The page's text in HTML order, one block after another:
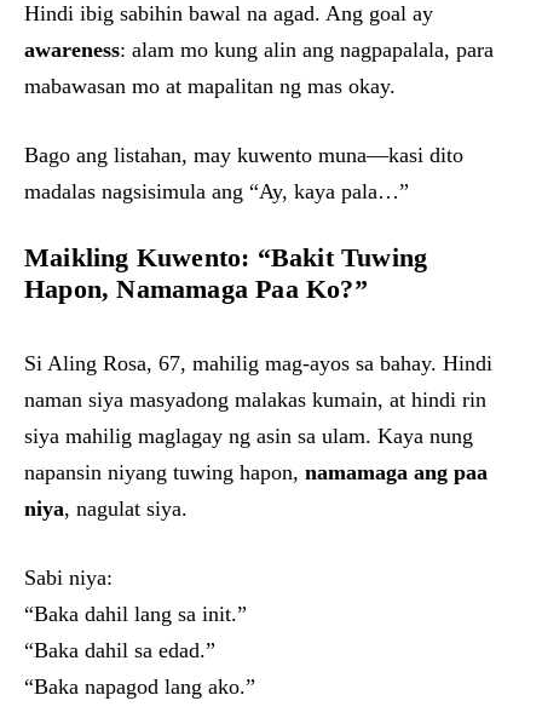
Hindi ibig sabihin bawal na agad. Ang goal ay
awareness: alam mo kung alin ang nagpapalala, para
mabawasan mo at mapalitan ng mas okay.
Bago ang listahan, may kuwento muna—kasi dito
madalas nagsisimula ang “Ay, kaya pala…”
Maikling Kuwento: “Bakit Tuwing
Hapon, Namamaga Paa Ko?”
Si Aling Rosa, 67, mahilig mag-ayos sa bahay. Hindi
naman siya masyadong malakas kumain, at hindi rin
siya mahilig maglagay ng asin sa ulam. Kaya nung
napansin niyang tuwing hapon, namamaga ang paa
niya, nagulat siya.
Sabi niya:
“Baka dahil lang sa init.”
“Baka dahil sa edad.”
“Baka napagod lang ako.”